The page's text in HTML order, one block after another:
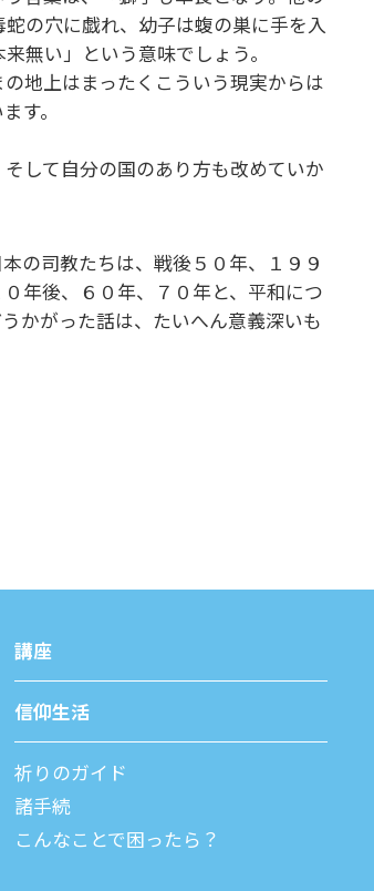
の穴に戯れ、幼子は蝮の巣に手を入
来無い」という意味でしょう。
地上はまったくこういう現実からは
ます。
して自分の国のあり方も改めていか
の司教たちは、戦後５０年、１９９
年後、６０年、７０年と、平和につ
かがった話は、たいへん意義深いも
講座
信仰⽣活
祈りのガイド
諸⼿続
こんなことで困ったら？